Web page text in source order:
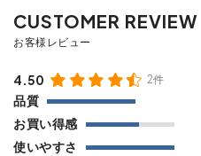
4.50 2件
品質
お買い得感
使いやすさ